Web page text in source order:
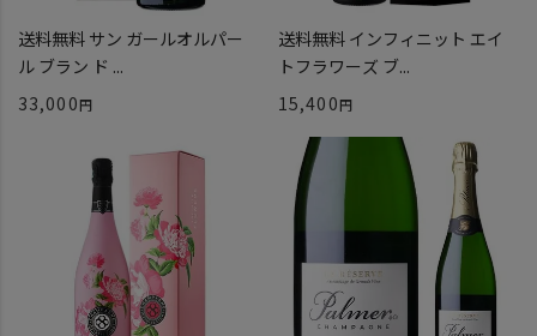
送料無料 サン ガールオルパー
ル ブラン ド ...
33,000
送料無料 インフィニット エイ
トフラワーズ ブ...
15,400